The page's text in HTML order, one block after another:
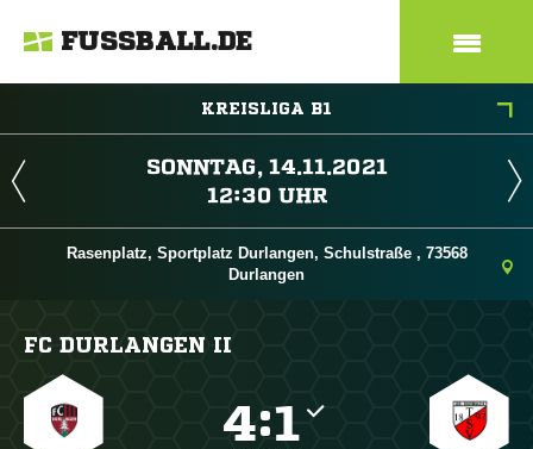
FUSSBALL.DE
KREISLIGA B1
 
 
Rasenplatz, Sportplatz Durlangen, Schulstraße , 73568
Durlangen
FC DURLANGEN II
: